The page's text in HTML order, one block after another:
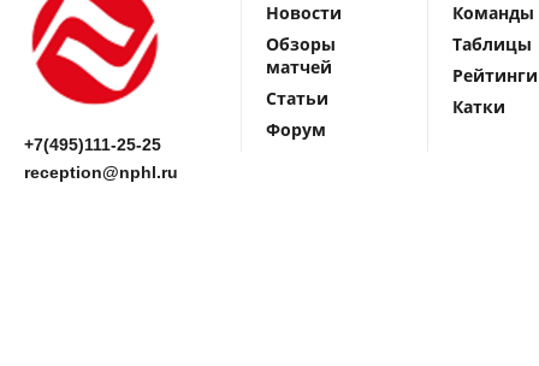
+7(495)111-25-25
reception@nphl.ru
Новости
Обзоры
матчей
Статьи
Форум
Команды
Таблицы
Рейтинги
Катки